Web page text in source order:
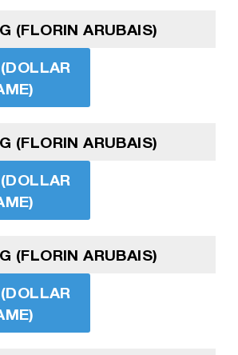
(FLORIN ARUBAIS)
(FLORIN ARUBAIS)
(FLORIN ARUBAIS)